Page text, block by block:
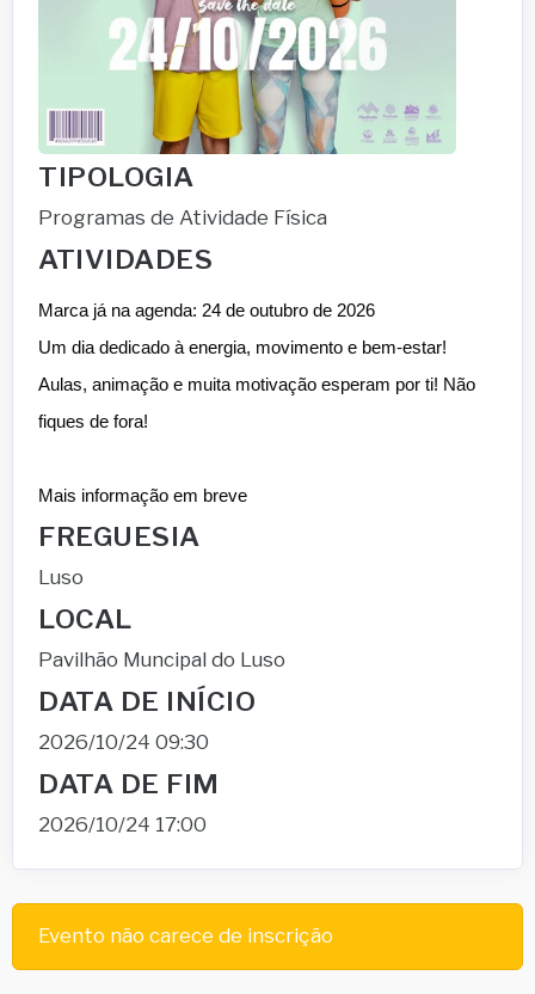
TIPOLOGIA
Programas de Atividade Física
ATIVIDADES
Marca já na agenda: 24 de outubro de 2026
Um dia dedicado à energia, movimento e bem-estar!
Aulas, animação e muita motivação esperam por ti! Não
fiques de fora!
Mais informação em breve
FREGUESIA
Luso
LOCAL
Pavilhão Muncipal do Luso
DATA DE INÍCIO
2026/10/24 09:30
DATA DE FIM
2026/10/24 17:00
Evento não carece de inscrição